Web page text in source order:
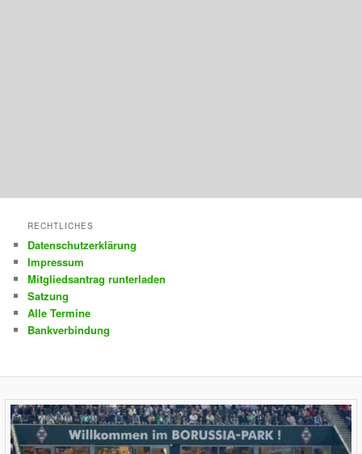
RECHTLICHES
Datenschutzerklärung
Impressum
Mitgliedsantrag runterladen
Satzung
Alle Termine
Bankverbindung